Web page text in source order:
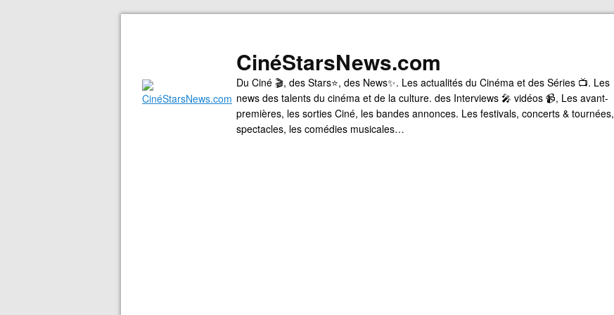
CinéStarsNews.com
Du Ciné 🎬, des Stars⭐, des News✨. Les actualités du Cinéma et des Séries 📺. Les
news des talents du cinéma et de la culture. des Interviews 🎤 vidéos 📹, Les avant-
premières, les sorties Ciné, les bandes annonces. Les festivals, concerts & tournées,
spectacles, les comédies musicales…